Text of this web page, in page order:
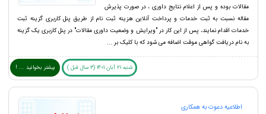
مقالات بوده و پس از اعلام نتایج داوری ، در صورت پذیرش
مقاله نسبت به ثبت خدمات و پرداخت آنلاین هزینه ثبت نام از طریق پنل کاربری گزینه ثبت
خدمات اقدام نمایند، پس از این کار در "ویرایش و وضعیت داوری مقالات" در پنل کاربری یک گزینه
به نام دریافت گواهی موقت اضافه می شود که با کلیک بر ...
شنبه 21 آبان 1401 (3 سال قبل ) بیشتر بخوانید ... !
اطلاعیه دعوت به همکاری